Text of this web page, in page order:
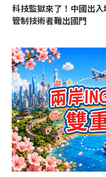
科技監獄來了！中國出
管制技術者難出國門